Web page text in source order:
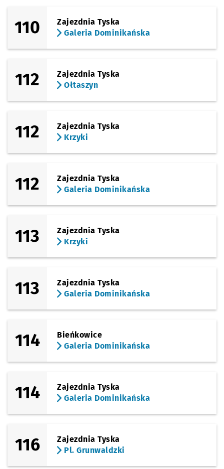
110
Zajezdnia Tyska
Galeria Dominikańska
112
Zajezdnia Tyska
Ołtaszyn
112
Zajezdnia Tyska
Krzyki
112
Zajezdnia Tyska
Galeria Dominikańska
113
Zajezdnia Tyska
Krzyki
113
Zajezdnia Tyska
Galeria Dominikańska
114
Bieńkowice
Galeria Dominikańska
114
Zajezdnia Tyska
Galeria Dominikańska
116
Zajezdnia Tyska
Pl. Grunwaldzki